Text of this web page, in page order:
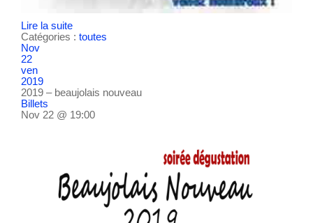
Lire la suite
Catégories : toutes
Nov
22
ven
2019
2019 – beaujolais nouveau
Billets
Nov 22 @ 19:00